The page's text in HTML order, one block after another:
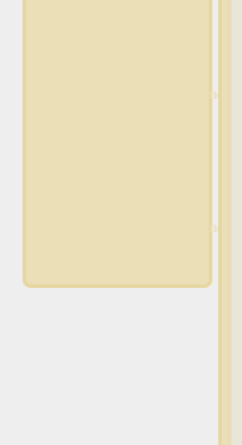
/home/dicionar/public_html/online.php
/home/dicionar/public_html/online.php